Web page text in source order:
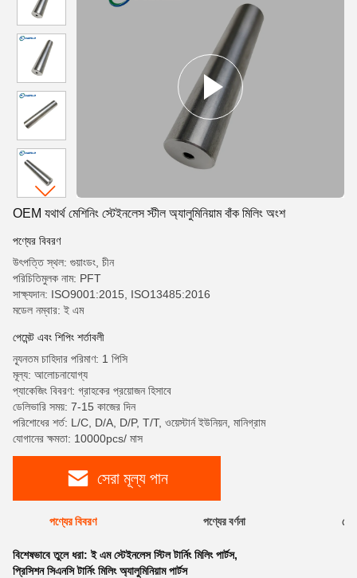
OEM যথার্থ মেশিনিং স্টেইনলেস স্টীল অ্যালুমিনিয়াম বাঁক মিলিং অংশ
পণ্যের বিবরণ
উৎপত্তি স্থল: গুয়াংডং, চীন
পরিচিতিমুলক নাম: PFT
সাক্ষ্যদান: ISO9001:2015, ISO13485:2016
মডেল নম্বার: ই এম
পেমেন্ট এবং শিপিং শর্তাবলী
ন্যূনতম চাহিদার পরিমাণ: 1 পিসি
মূল্য: আলোচনাযোগ্য
প্যাকেজিং বিবরণ: গ্রাহকের প্রয়োজন হিসাবে
ডেলিভারি সময়: 7-15 কাজের দিন
পরিশোধের শর্ত: L/C, D/A, D/P, T/T, ওয়েস্টার্ন ইউনিয়ন, মানিগ্রাম
যোগানের ক্ষমতা: 10000pcs/ মাস
সেরা মূল্য পান
পণ্যের বিবরণ পণ্যের বর্ণনা
বিশেষভাবে তুলে ধরা:ই এম স্টেইনলেস স্টিল টার্নিং মিলিং পার্টস,
প্রিসিশন সিএনসি টার্নিং মিলিং অ্যালুমিনিয়াম পার্টস